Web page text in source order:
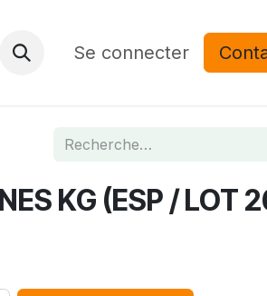
Se connecter
KG (ESP / LOT